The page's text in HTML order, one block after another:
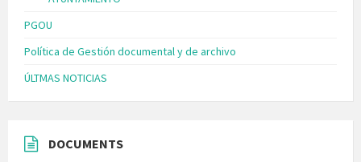
PGOU
Política de Gestión documental y de archivo
ÚLTMAS NOTICIAS
DOCUMENTS